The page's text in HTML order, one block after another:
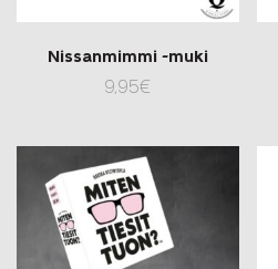
Nissanmimmi -muki
9,95€